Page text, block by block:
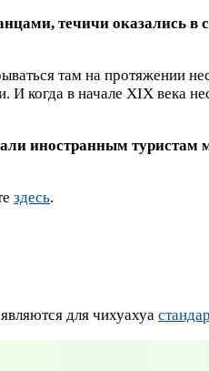
течичи оказались
там на протяжении
когда в начале XIX века
иностранным
здесь.
для чихуахуа